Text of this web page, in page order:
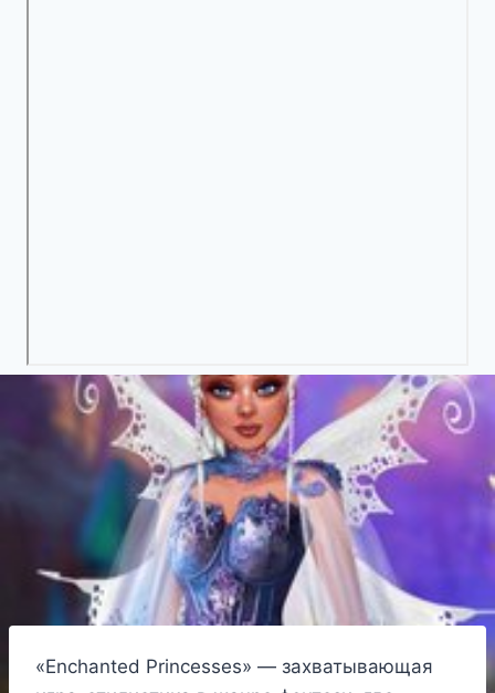
«Enchanted Princesses» — захватывающая